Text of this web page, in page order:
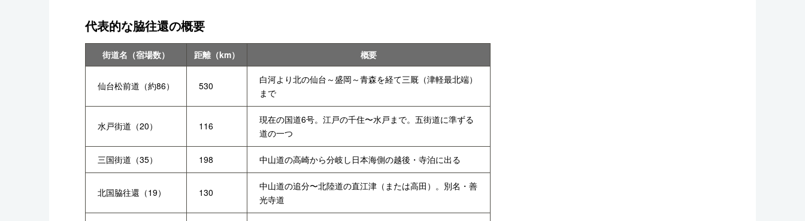
代表的な脇往還の概要
街道名（宿場数） 距離（km） 概要
仙台松前道（約86） 530
白河より北の仙台～盛岡～青森を経て三厩（津軽最北端）
まで
水戸街道（20） 116
現在の国道6号。江戸の千住〜水戸まで。五街道に準ずる
道の一つ
三国街道（35） 198 中山道の高崎から分岐し日本海側の越後・寺泊に出る
北国脇往還（19） 130
中山道の追分〜北陸道の直江津（または高田）。別名・善
光寺道